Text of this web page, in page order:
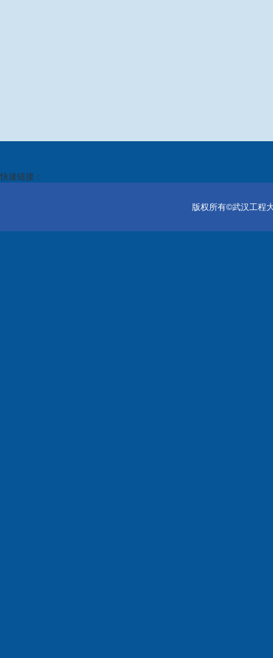
快速链接：
版权所有©武汉工程